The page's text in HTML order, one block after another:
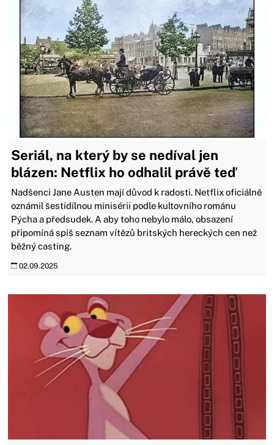
Seriál, na který by se nedíval jen
blázen: Netflix ho odhalil právě teď
Nadšenci Jane Austen mají důvod k radosti. Netflix oficiálně
oznámil šestidílnou minisérii podle kultovního románu
Pýcha a předsudek. A aby toho nebylo málo, obsazení
připomíná spíš seznam vítězů britských hereckých cen než
běžný casting.
02.09.2025